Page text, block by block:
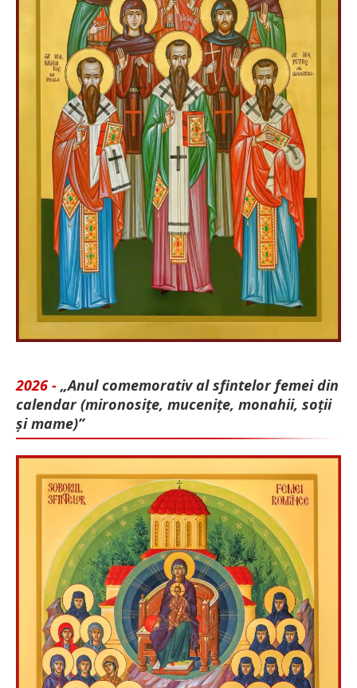
2026 - „Anul comemorativ al sfintelor femei din
calendar (mironosițe, mu­cenițe, monahii, soții
și mame)”